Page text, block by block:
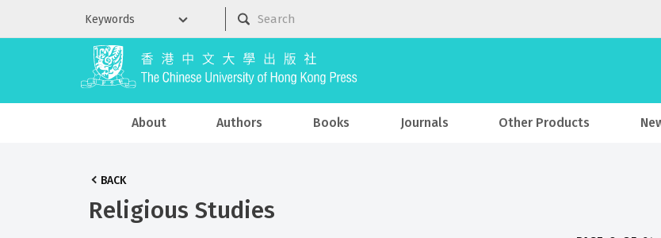
About Authors Books Journals Other Products
BACK
Religious Studies